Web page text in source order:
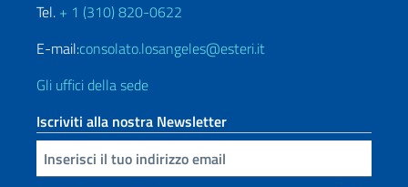
Tel. + 1 (310) 820-0622
E-mail:consolato.losangeles@esteri.it
Gli uffici della sede
Iscriviti alla nostra Newsletter
Inserisci la tua email